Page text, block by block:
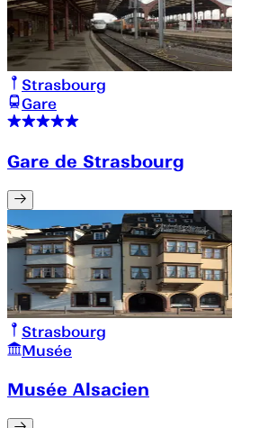
Strasbourg
Gare
Gare de Strasbourg
Strasbourg
Musée
Musée Alsacien